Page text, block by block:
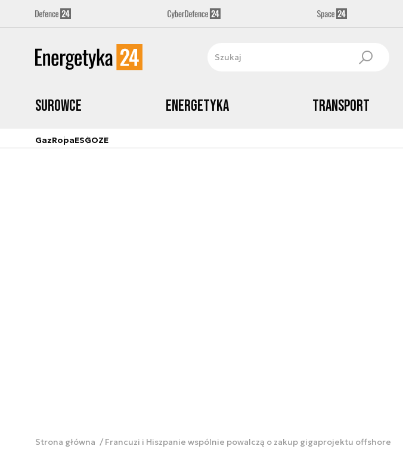
Surowce Energetyka Transport
GazRopaESGOZE
Strona główna Francuzi i Hiszpanie wspólnie powalczą o zakup gigaprojektu offshore